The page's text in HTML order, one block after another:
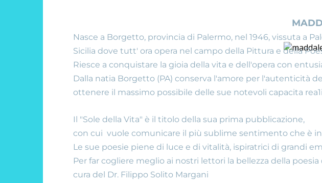
Nasce a Borgetto, provincia di Palermo, nel 1946, vissuta a
Sicilia dove tutt' ora opera nel campo della Pittura e della
Riesce a conquistare la gioia della vita e dell'opera con
Dalla natia Borgetto (PA) conserva l'amore per l'autenticità
ottenere il massimo possibile delle sue notevoli capacita
Il "Sole della Vita" è il titolo della sua prima pubblicazione,
con cui vuole comunicare il più sublime sentimento che è in
Le sue poesie piene di luce e di vitalità, ispiratrici di grandi
Per far cogliere meglio ai nostri lettori la bellezza della
cura del Dr. Filippo Solito Margani